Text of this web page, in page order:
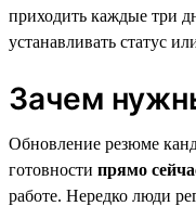
приходить каждые три
устанавливать статус
Зачем
Обновление резюме
готовности прямо
работе. Нередко люди